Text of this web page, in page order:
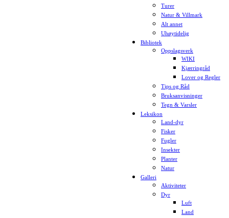
Turer
Natur & Villmark
Alt annet
Uhøytidelig
Bibliotek
Oppslagsverk
WIKI
Kjærringråd
Lover og Regler
Tips og Råd
Bruksanvisninger
Tegn & Varsler
Leksikon
Land-dyr
Fisker
Fugler
Insekter
Planter
Natur
Galleri
Aktiviteter
Dyr
Luft
Land